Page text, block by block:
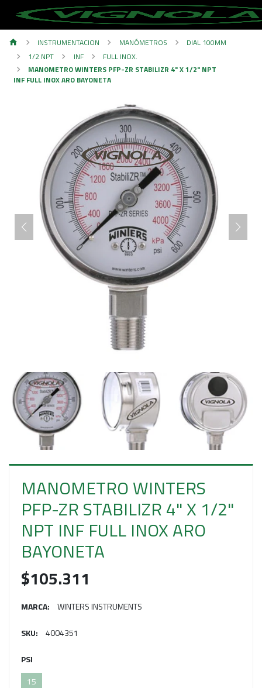
INSTRUMENTACION MANÓMETROS
DIAL 100MM
1/2 NPT
INF
FULL INOX.
MANOMETRO WINTERS PFP-ZR STABILIZR 4" X 1/2" NPT
INF FULL INOX ARO BAYONETA
MANOMETRO WINTERS
PFP-ZR STABILIZR 4" X 1/2"
NPT INF FULL INOX ARO
BAYONETA
$105.311
MARCA: WINTERS INSTRUMENTS
SKU: 4004351
PSI
15